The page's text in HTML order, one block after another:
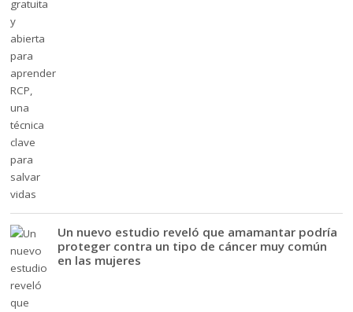
Un nuevo estudio reveló que amamantar podría
proteger contra un tipo de cáncer muy común
en las mujeres